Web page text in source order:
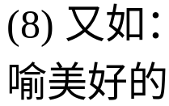
(8) 又如
喻美好